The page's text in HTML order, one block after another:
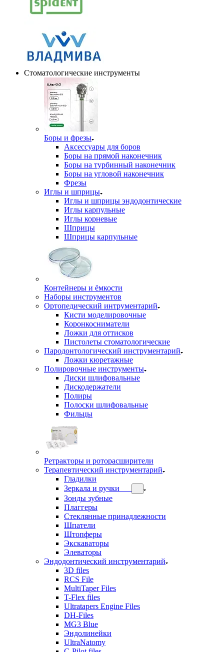
Стоматологические инструменты
Боры и фрезы
Аксессуары для боров
Боры на прямой наконечник
Боры на турбинный наконечник
Боры на угловой наконечник
Фрезы
Иглы и шприцы
Иглы и шприцы эндодонтические
Иглы карпульные
Иглы корневые
Шприцы
Шприцы карпульные
Контейнеры и ёмкости
Наборы инструментов
Ортопедический интрументарий
Кисти моделировочные
Коронкосниматели
Ложки для оттисков
Пистолеты стоматологические
Пародонтологический инструментарий
Ложки кюретажные
Полировочные инструменты
Диски шлифовальные
Дискодержатели
Полиры
Полоски шлифовальные
Фильцы
Ретракторы и роторасширители
Терапевтический инструментарий
Гладилки
Зеркала и ручки
Зонды зубные
Плаггеры
Стеклянные принадлежности
Шпатели
Штопферы
Экскаваторы
Элеваторы
Эндодонтический инструментарий
3D files
RCS File
MultiTaper Files
T-Flex files
Ultratapers Engine Files
DH-Files
MG3 Blue
Эндолинейки
UltraNatomy